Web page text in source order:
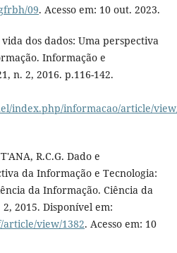
09. Acesso em: 10 out. 2023.
vida dos dados: Uma perspectiva
Informação e
n. 2, 2016. p.116-142.
index.php/informacao/article/
R.C.G. Dado e
da Informação e Tecnologia:
da Informação. Ciência da
2015. Disponível em:
view/1382. Acesso em: 10